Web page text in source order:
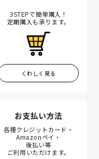
3STEPで簡単購入！
定期購入も承ります。
くわしく見る
お支払い方法
各種クレジットカード・
Amazonペイ・
後払い等
ご利用いただけます。